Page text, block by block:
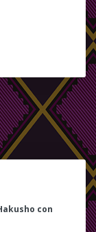
con